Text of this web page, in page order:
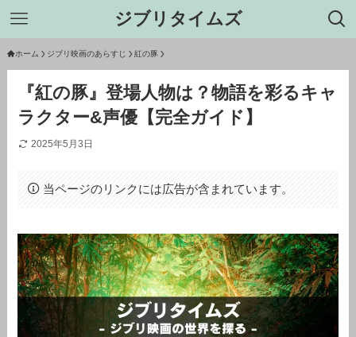
ジブリタイムズ
ホーム ジブリ映画のあらすじ 紅の豚
『紅の豚』登場人物は？物語を彩るキャ
ラクター&声優【完全ガイド】
2025年5月3日
当ページのリンクには広告が含まれています。